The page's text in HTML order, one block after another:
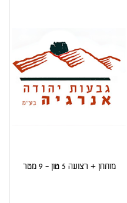
מותחן + רצועה 5 טון - 9 מטר